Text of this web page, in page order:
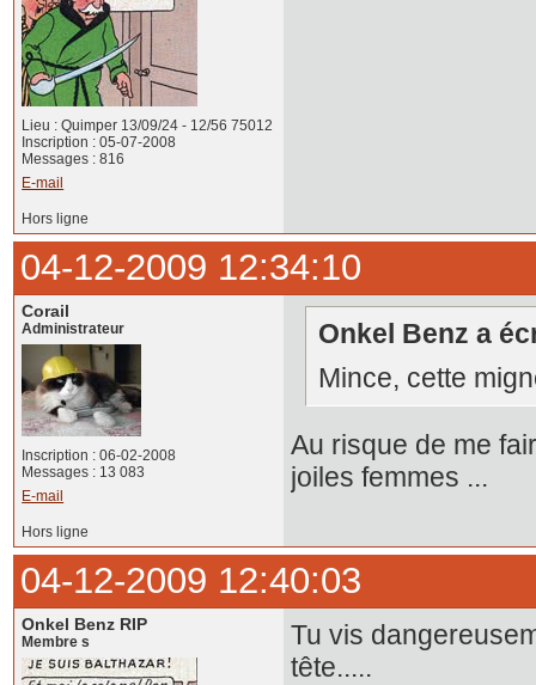
Lieu : Quimper 13/09/24 - 12/56 75012
Inscription : 05-07-2008
Messages : 816
E-mail
Hors ligne
04-12-2009 12:34:10
Corail
Administrateur
Inscription : 06-02-2008
Messages : 13 083
E-mail
Onkel Benz a
Mince, cette
Au risque de me
joiles femmes ...
Hors ligne
04-12-2009 12:40:03
Onkel Benz RIP
Membre s
Tu vis
tête.....